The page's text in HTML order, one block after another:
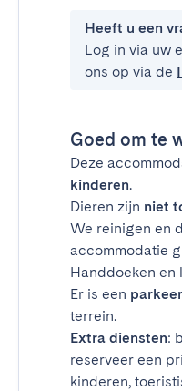
Heeft u een
Log in via uw
ons op via de
Goed om te
Deze
kinderen.
Dieren zijn niet
We reinigen en
accommodatie
Handdoeken en
Er is een
terrein.
Extra diensten:
reserveer een
kinderen,